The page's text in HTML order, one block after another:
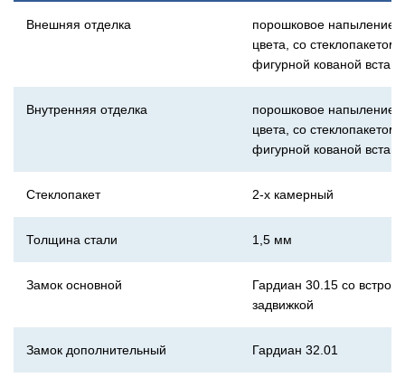
Внешняя отделка
порошковое напыление
цвета, со стеклопакетом
фигурной кованой
Внутренняя отделка
порошковое напыление
цвета, со стеклопакетом
фигурной кованой
Стеклопакет 2-х камерный
Толщина стали 1,5 мм
Замок основной
Гардиан 30.15 со
задвижкой
Замок дополнительный Гардиан 32.01